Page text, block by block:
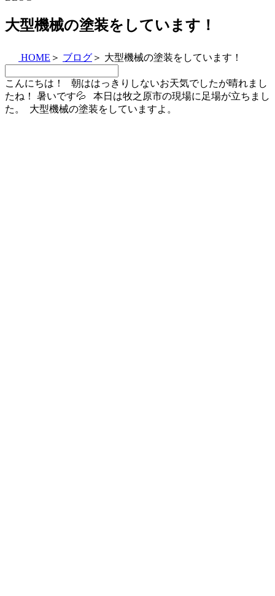
大型機械の塗装をしています！
HOME ＞ ブログ ＞ 大型機械の塗装をしています！
こんにちは！ 朝ははっきりしないお天気でしたが晴れまし
たね！ 暑いです💦 本日は牧之原市の現場に足場が立ちまし
た。
大型機械の塗装をしていますよ。